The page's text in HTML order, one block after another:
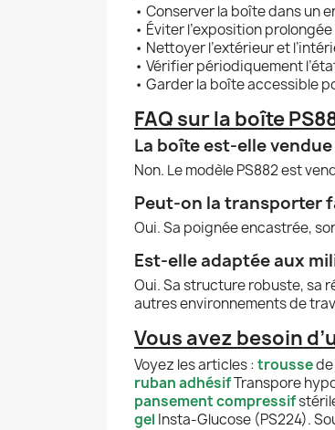
• Conserver la boîte dans un
• Éviter l’exposition
• Nettoyer l’extérieur et
• Vérifier périodiquement
• Garder la boîte accessible
FAQ sur la boîte
La boîte est-elle
Non. Le modèle PS882 est
Peut-on la transporter
Oui. Sa poignée encastrée,
Est-elle adaptée aux
Oui. Sa structure robuste, sa
autres environnements de
Vous avez besoin
Voyez les articles : trousse
ruban adhésifTranspore
pansement compressif
gel Insta-Glucose (PS224).